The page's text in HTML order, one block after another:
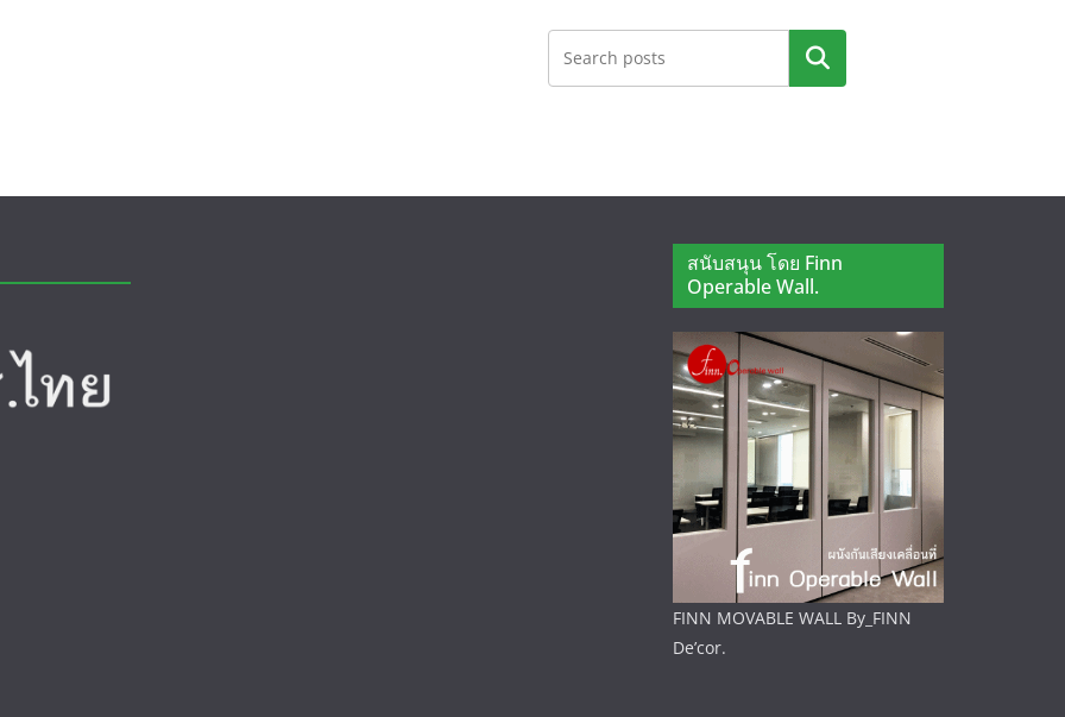
ค้นหา
สนับสนุน โดย Finn
Operable Wall.
FINN MOVABLE WALL By_FINN
De’cor.